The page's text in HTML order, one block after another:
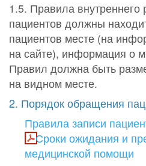
1.5. Правила внутреннего
пациентов должны
пациентов месте (на
на сайте), информация о
Правил должна быть
на видном месте.
2. Порядок обращения
Правила записи
Сроки ожидания и
медицинской помощи